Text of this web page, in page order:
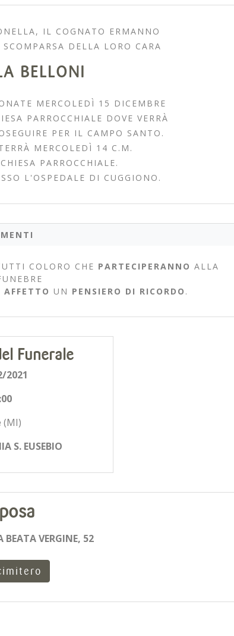
IL COGNATO ERMANNO
DELLA LORO CARA
BELLONI
MERCOLEDÌ 15 DICEMBRE
PARROCCHIALE DOVE VERRÀ
PER IL CAMPO SANTO.
MERCOLEDÌ 14 C.M.
PARROCCHIALE.
L'OSPEDALE DI CUGGIONO.
COLORO CHE PARTECIPERANNO ALLA
AFFETTO UN PENSIERO DI RICORDO .
Funerale
2021
(MI)
S. EUSEBIO
BEATA VERGINE, 52